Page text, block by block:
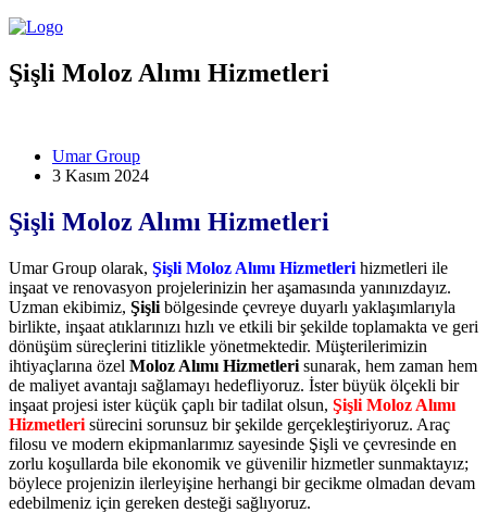
Şişli Moloz Alımı Hizmetleri
Umar Group
3 Kasım 2024
Şişli Moloz Alımı Hizmetleri
Umar Group olarak, Şişli Moloz Alımı Hizmetleri hizmetleri ile
inşaat ve renovasyon projelerinizin her aşamasında yanınızdayız.
Uzman ekibimiz, Şişli bölgesinde çevreye duyarlı yaklaşımlarıyla
birlikte, inşaat atıklarınızı hızlı ve etkili bir şekilde toplamakta ve geri
dönüşüm süreçlerini titizlikle yönetmektedir. Müşterilerimizin
ihtiyaçlarına özel Moloz Alımı Hizmetleri sunarak, hem zaman hem
de maliyet avantajı sağlamayı hedefliyoruz. İster büyük ölçekli bir
inşaat projesi ister küçük çaplı bir tadilat olsun, Şişli Moloz Alımı
Hizmetleri sürecini sorunsuz bir şekilde gerçekleştiriyoruz. Araç
filosu ve modern ekipmanlarımız sayesinde Şişli ve çevresinde en
zorlu koşullarda bile ekonomik ve güvenilir hizmetler sunmaktayız;
böylece projenizin ilerleyişine herhangi bir gecikme olmadan devam
edebilmeniz için gereken desteği sağlıyoruz.